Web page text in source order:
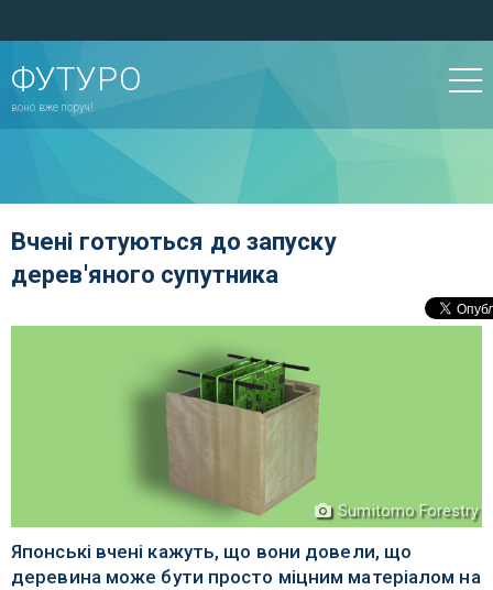
ФУТУРО
воно вже поруч!
Вчені готуються до запуску
дерев'яного супутника
Sumitomo Forestry
Японські вчені кажуть, що вони довели, що
деревина може бути просто міцним матеріалом на